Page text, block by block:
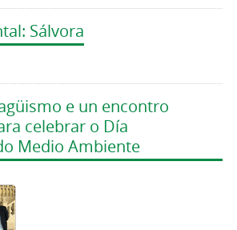
Sálvora
e un encontro
celebrar o Día
Medio Ambiente